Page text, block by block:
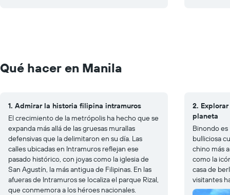
Qué hacer en Manila
1. Admirar la historia filipina intramuros
El crecimiento de la metrópolis ha hecho que se
expanda más allá de las gruesas murallas
defensivas que la delimitaron en su día. Las
calles ubicadas en Intramuros reflejan ese
pasado histórico, con joyas como la iglesia de
San Agustín, la más antigua de Filipinas. En las
afueras de Intramuros se localiza el parque Rizal,
que conmemora a los héroes nacionales.
2.
planeta
Binondo
bulliciosa
chino más
como la
casa de
visitantes